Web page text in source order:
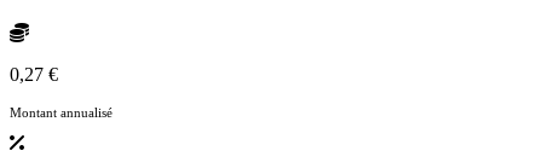
0,27 €
Montant annualisé